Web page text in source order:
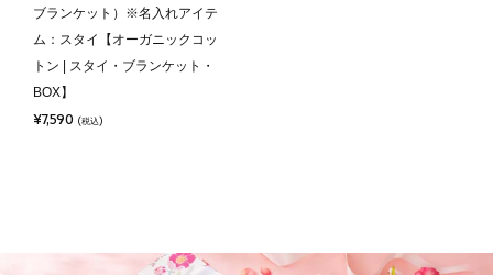
ブランケット）※名入れアイテ
ム：スタイ【オーガニックコッ
トン | スタイ・ブランケット・
BOX】
¥7,590 (税込)